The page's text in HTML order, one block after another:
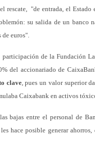
rescate, "de entrada, el
su salida de un banco
euros".
participación de la Fundación
del accionariado de
clave, pues un valor superior
Caixabank en activos
bajas entre el personal de
hace posible generar